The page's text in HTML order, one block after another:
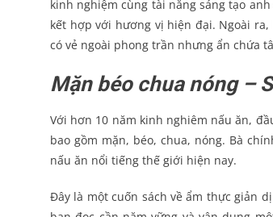
kinh nghiệm cùng tài năng sáng tạo
kết hợp với hương vị hiện đại. Ngoài
có vẻ ngoài phong trần nhưng ẩn chứa
Mặn béo chua nóng –
Với hơn 10 năm kinh nghiêm nấu ăn,
bao gồm mặn, béo, chua, nóng. Bà
nấu ăn nổi tiếng thế giới hiện nay.
Đây là một cuốn sách về ẩm thực giản